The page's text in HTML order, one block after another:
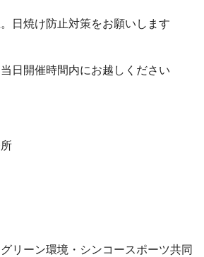
日焼け防止対策をお願いします
日開催時間内にお越しください
リーン環境・シンコースポーツ共同